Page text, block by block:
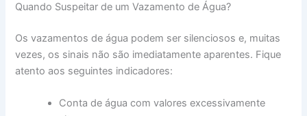
Quando Suspeitar de um Vazamento de Água?
Os vazamentos de água podem ser silenciosos e, muitas
vezes, os sinais não são imediatamente aparentes. Fique
atento aos seguintes indicadores:
Conta de água com valores excessivamente